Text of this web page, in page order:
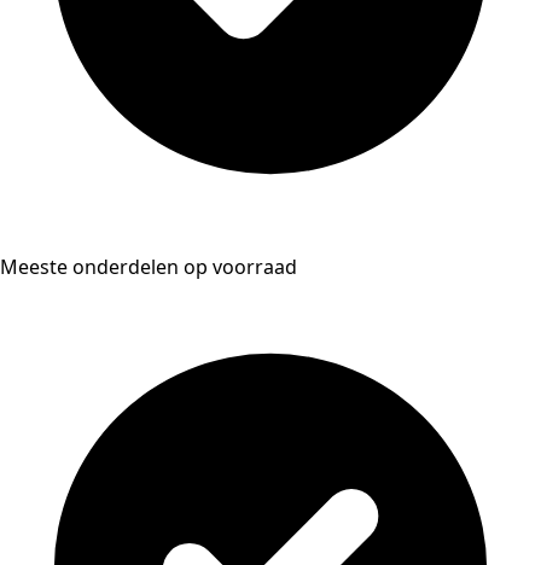
Meeste onderdelen op voorraad